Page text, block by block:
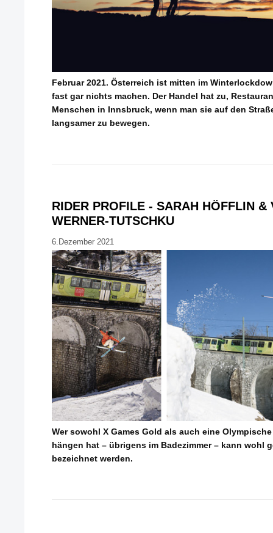
Februar 2021. Österreich ist mitten im
fast gar nichts machen. Der Handel hat zu,
Menschen in Innsbruck, wenn man sie auf den
langsamer zu bewegen.
RIDER PROFILE - SARAH HÖFFLIN &
WERNER-TUTSCHKU
6.Dezember 2021
Wer sowohl X Games Gold als auch eine
hängen hat – übrigens im Badezimmer – kann wohl
bezeichnet werden.